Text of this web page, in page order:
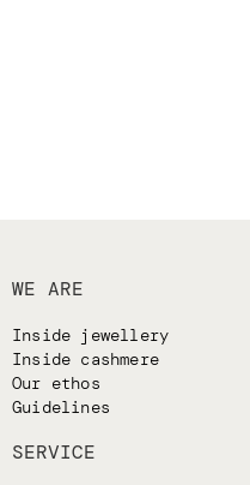
WE ARE
Inside jewellery
Inside cashmere
Our ethos
Guidelines
SERVICE